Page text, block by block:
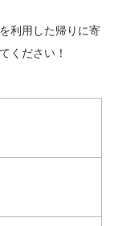
利用した帰りに寄
ください！